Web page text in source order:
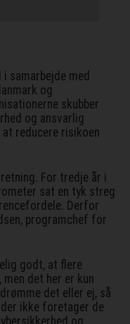
samarbejde med
og
skubber
og ansvarlig
reducere risikoen
For tredje år i
sat en tyk streg
Derfor
programchef for
godt, at flere
det her er kun
det eller ej, så
ikke foretager de
og